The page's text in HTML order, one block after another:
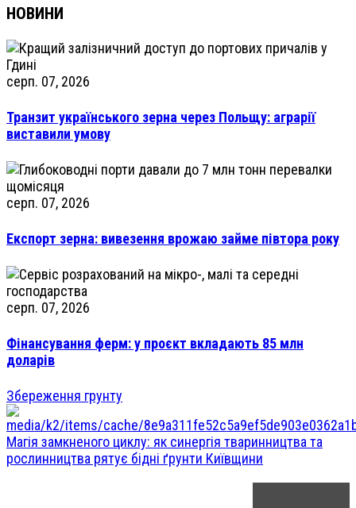
НОВИНИ
серп. 07, 2026
Транзит українського зерна через Польщу: аграрії
виставили умову
серп. 07, 2026
Експорт зерна: вивезення врожаю займе півтора року
серп. 07, 2026
Фінансування ферм: у проєкт вкладають 85 млн
доларів
Збереження грунту
Магія замкненого циклу: як синергія тваринництва та
рослинництва рятує бідні ґрунти Київщини